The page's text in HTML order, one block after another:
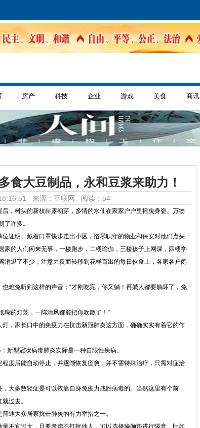
房产 科技 企业 游戏 美食 商讯
食大豆制品，永和豆浆来助力！
来源：互联网 阅读：54
，树头的新枝崭露初芽，多情的水仙在家家户户里摇曳身姿。万物
许多。
证明、戴着口罩快步走出小区，恪尽职守的物业和保安对他们点头
的人们闲来无事，一楼跑步，二楼瑜伽，三楼孩子上网课，四楼学
退了不少，注意力反而转移到花样百出的每日伙食上，各家各户闭
难免听到这样的声音：“才刚吃完，你又躺！再躺人都要躺坏了，免
糊的灯笼，一阵清风都能把你吹散了！”
，家长口中的免疫力在抗击新冠肺炎这方面，确确实实有着它的作
新型冠状病毒肺炎实际是一种自限性疾病。
度后能自动停止，并逐渐恢复痊愈，并不需特殊治疗，只需对症治
大多数轻症是可以依靠自身免疫力战胜病毒的。当然这里有个前
过去。
通大众居家抗击肺炎的有力举措之一。
不宜过大，且要考虑不打扰他人，可以选择瑜伽垫进行隔音，比如